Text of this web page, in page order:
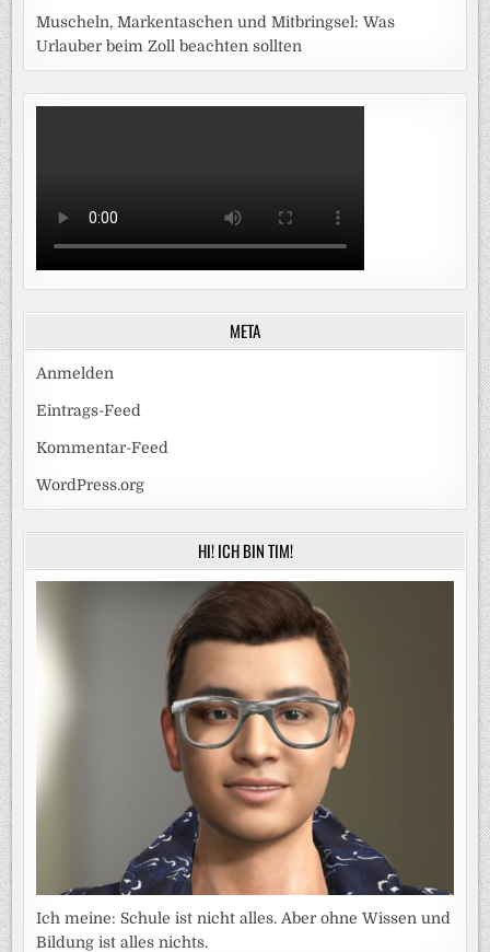
Muscheln, Markentaschen und Mitbringsel: Was
Urlauber beim Zoll beachten sollten
META
Anmelden
Eintrags-Feed
Kommentar-Feed
WordPress.org
HI! ICH BIN TIM!
Ich meine: Schule ist nicht alles. Aber ohne Wissen und
Bildung ist alles nichts.